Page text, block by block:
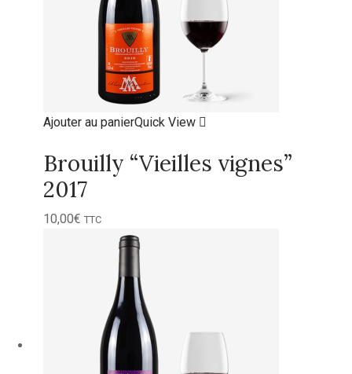
Ajouter au panierQuick View
Brouilly “Vieilles vignes”
2017
10,00€ TTC